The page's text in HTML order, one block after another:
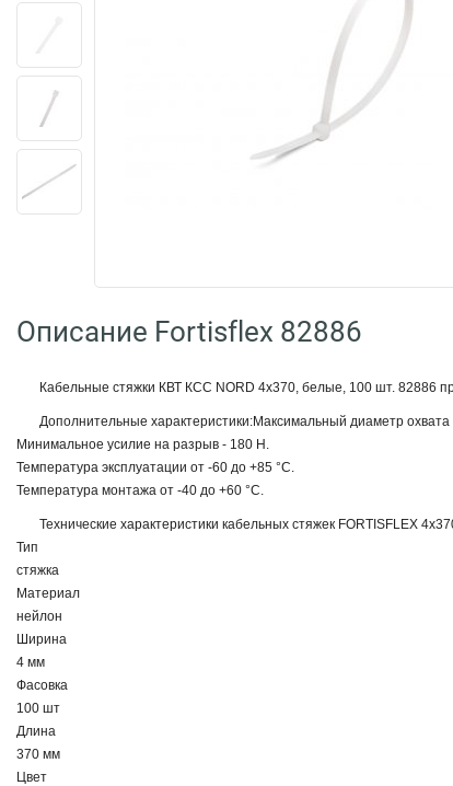
Описание Fortisflex 82886
Кабельные стяжки КВТ КСС NORD 4х370, белые, 100 шт. 82886
Дополнительные характеристики:Максимальный диаметр
Минимальное усилие на разрыв - 180 Н.
Температура эксплуатации от -60 до +85 °C.
Температура монтажа от -40 до +60 °C.
Технические характеристики кабельных стяжек FORTISFLEX
Тип
стяжка
Материал
нейлон
Ширина
4 мм
Фасовка
100 шт
Длина
370 мм
Цвет